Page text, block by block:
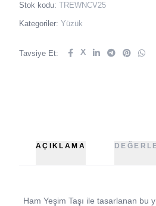
Stok kodu: TREWNCV25
Kategoriler: Yüzük
Tavsiye Et: X
AÇIKLAMA
Ham Yeşim Taşı ile tasarlanan bu